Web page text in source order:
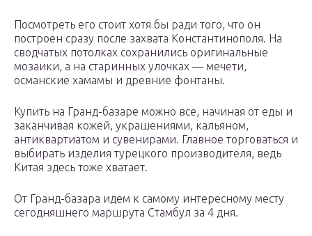
Посмотреть его стоит хотя бы ради того, что он
построен сразу после захвата Константинополя. На
сводчатых потолках сохранились оригинальные
мозаики, а на старинных улочках — мечети,
османские хамамы и древние фонтаны.
Купить на Гранд-базаре можно все, начиная от еды и
заканчивая кожей, украшениями, кальяном,
антиквартиатом и сувенирами. Главное торговаться и
выбирать изделия турецкого производителя, ведь
Китая здесь тоже хватает.
От Гранд-базара идем к самому интересному месту
сегодняшнего маршрута Стамбул за 4 дня.